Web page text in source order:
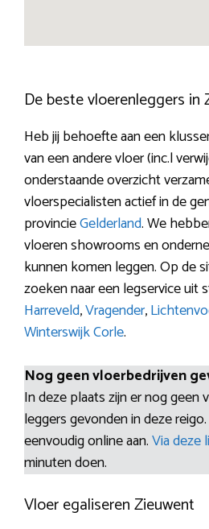
De beste vloerenleggers in
Heb jij behoefte aan een
van een andere vloer (inc.l
onderstaande overzicht
vloerspecialisten actief in de
provincieGelderland. We
vloeren showrooms en
kunnen komen leggen. Op de
zoeken naar een legservice uit
Harreveld,Vragender,
Winterswijk Corle.
Nog geen vloerbedrijven
In deze plaats zijn er nog geen
leggers gevonden in deze
eenvoudig online aan.Via deze
minuten doen.
Vloer egaliseren Zieuwent